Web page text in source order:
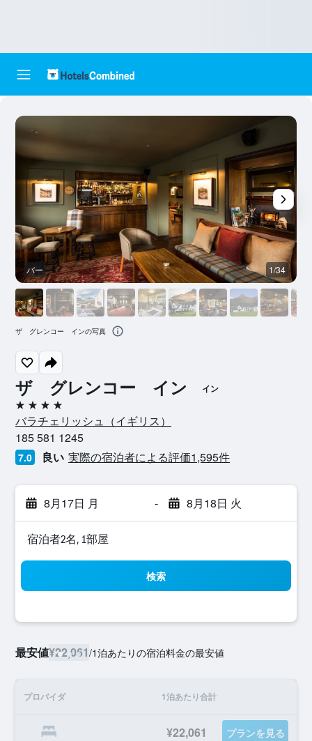
ザ グレンコー イン イン
4つ星
バラチェリッシュ​（イギリス​）​
185 581 1245
7.0 良い 実際の宿泊者による評価1,595​件
8月17日 月 - 8月18日 火
宿泊者2名, 1​部屋
検索
最安値¥22,061/1泊あたりの宿泊料金の最安値
プロバイダ 1泊あたり合計
¥22,061 プランを見る
バー 1/34
ザ グレンコー インの写真